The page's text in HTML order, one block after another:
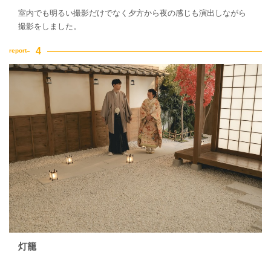
室内でも明るい撮影だけでなく夕方から夜の感じも演出しながら
撮影をしました。
灯籠